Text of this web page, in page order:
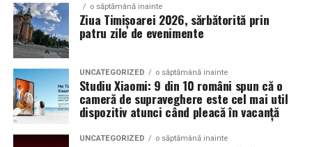
Flotorul este util atunci când pompa trebuie să
pornească și să se oprească în funcție de nivelul apei. Îl
întâlnești des la pompe pentru drenaj, bazine sau
evacuare. Când nivelul apei crește, flotorul pornește
pompa. Când apa scade, o oprește.
Pentru puțuri sau rezervoare, protecția la funcționare
pe uscat este foarte importantă. Dacă pompa rămâne
fără apă, motorul și componentele interne pot fi
Lumina caldă:
evidențiază textura zidurilor
creează umbre moi
completează atmosfera medievală
Pentru restaurante și pensiuni din Sibiu, alegerea
temperaturii de culoare este o decizie strategică, nu
o săptămână inainte
Ziua Timișoarei 2026, sărbătorită prin
patru zile de evenimente
UNCATEGORIZED o săptămână inainte
Studiu Xiaomi: 9 din 10 români spun că o
cameră de supraveghere este cel mai util
dispozitiv atunci când pleacă în vacanță
UNCATEGORIZED o săptămână inainte